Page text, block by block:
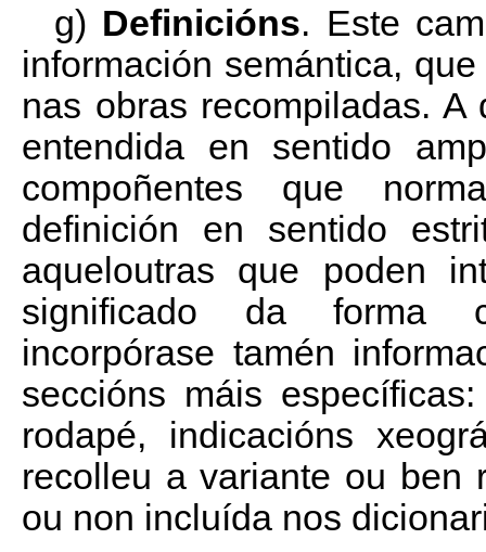
g) Definicións. Este
información semántica,
nas obras recompiladas.
entendida en sentido
compoñentes que
definición en sentido
aqueloutras que poden
significado da forma
incorpórase tamén
seccións máis
rodapé, indicacións
recolleu a variante ou ben
ou non incluída nos